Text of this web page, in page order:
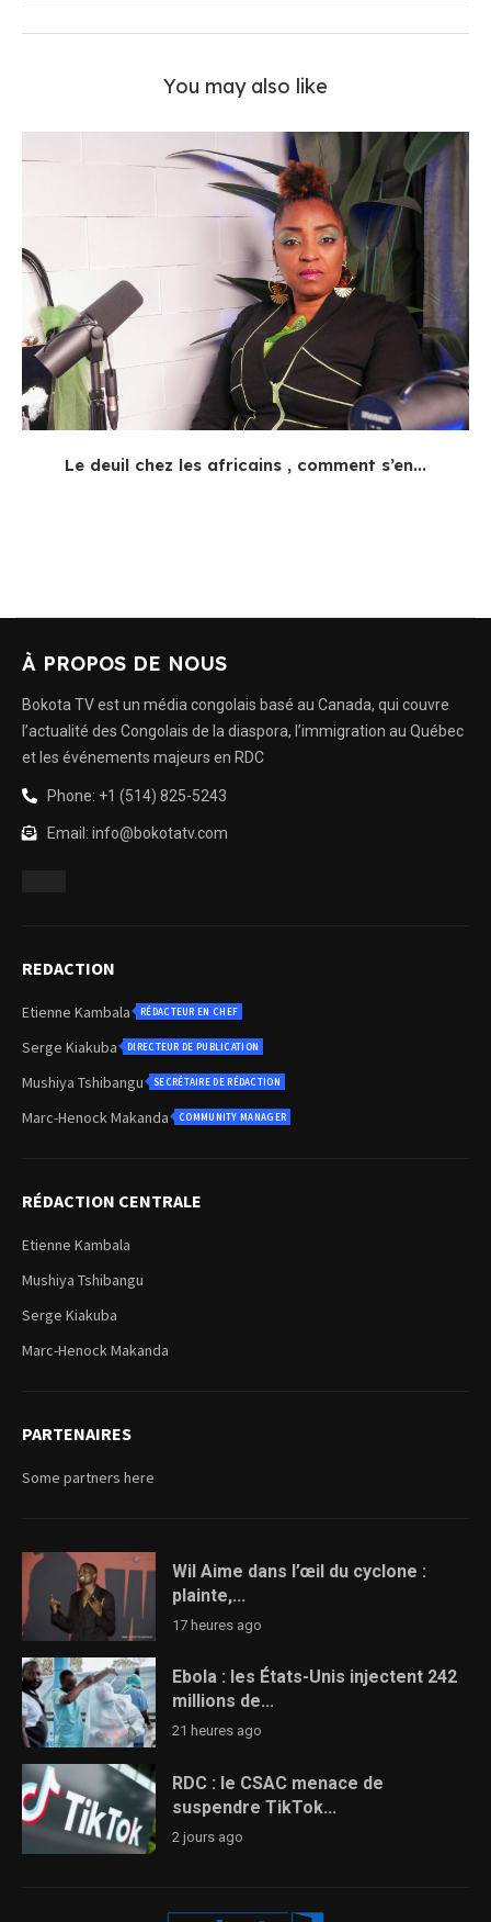
You may also like
Le deuil chez les africains , comment s’en...
À PROPOS DE NOUS
Bokota TV est un média congolais basé au Canada, qui couvre
l’actualité des Congolais de la diaspora, l’immigration au Québec
et les événements majeurs en RDC
Phone: +1 (514) 825-5243
Email: info@bokotatv.com
REDACTION
Etienne Kambala RÉDACTEUR EN CHEF
Serge Kiakuba DIRECTEUR DE PUBLICATION
Mushiya Tshibangu SECRÉTAIRE DE RÉDACTION
Marc-Henock Makanda COMMUNITY MANAGER
RÉDACTION CENTRALE
Etienne Kambala
Mushiya Tshibangu
Serge Kiakuba
Marc-Henock Makanda
PARTENAIRES
Some partners here
Wil Aime dans l’œil du cyclone :
plainte,...
17 heures ago
Ebola : les États-Unis injectent 242
millions de...
21 heures ago
RDC : le CSAC menace de
suspendre TikTok...
2 jours ago